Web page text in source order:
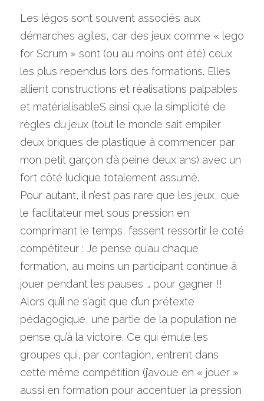
Les légos sont souvent associés aux
démarches agiles, car des jeux comme « lego
for Scrum » sont (ou au moins ont été) ceux
les plus rependus lors des formations. Elles
allient constructions et réalisations palpables
et matérialisableS ainsi que la simplicité de
règles du jeux (tout le monde sait empiler
deux briques de plastique à commencer par
mon petit garçon d’à peine deux ans) avec un
fort côté ludique totalement assumé.
Pour autant, il n’est pas rare que les jeux, que
le facilitateur met sous pression en
comprimant le temps, fassent ressortir le coté
compétiteur : Je pense qu’au chaque
formation, au moins un participant continue à
jouer pendant les pauses … pour gagner !!
Alors qu’il ne s’agit que d’un prétexte
pédagogique, une partie de la population ne
pense qu’à la victoire. Ce qui émule les
groupes qui, par contagion, entrent dans
cette même compétition (j’avoue en « jouer »
aussi en formation pour accentuer la pression